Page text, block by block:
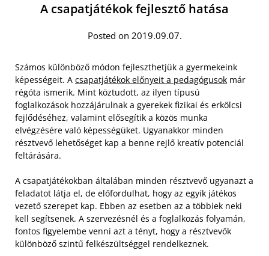
A csapatjátékok fejlesztő hatása
Posted on 2019.09.07.
Számos különböző módon fejleszthetjük a gyermekeink
képességeit. A csapatjátékok előnyeit a pedagógusok már
régóta ismerik. Mint köztudott, az ilyen típusú
foglalkozások hozzájárulnak a gyerekek fizikai és erkölcsi
fejlődéséhez, valamint elősegítik a közös munka
elvégzésére való képességüket. Ugyanakkor minden
résztvevő lehetőséget kap a benne rejlő kreatív potenciál
feltárására.
A csapatjátékokban általában minden résztvevő ugyanazt a
feladatot látja el, de előfordulhat, hogy az egyik játékos
vezető szerepet kap. Ebben az esetben az a többiek neki
kell segítsenek. A szervezésnél és a foglalkozás folyamán,
fontos figyelembe venni azt a tényt, hogy a résztvevők
különböző szintű felkészültséggel rendelkeznek.